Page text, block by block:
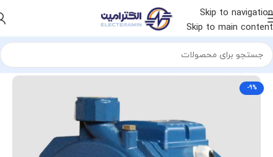
Skip to navigation
Skip to main content
خانه پمپ انواع پمپ پمپ آب خانگی
-9%